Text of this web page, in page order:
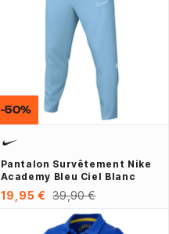
Pantalon Survêtement Nike
Academy Bleu Ciel Blanc
19,95 € 39,90 €
-50%